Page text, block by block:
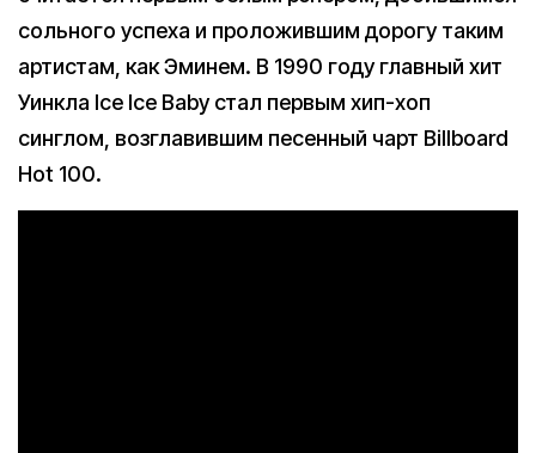
сольного успеха и проложившим дорогу таким
артистам, как Эминем. В 1990 году главный хит
Уинкла Ice Ice Baby стал первым хип-хоп
синглом, возглавившим песенный чарт Billboard
Hot 100.